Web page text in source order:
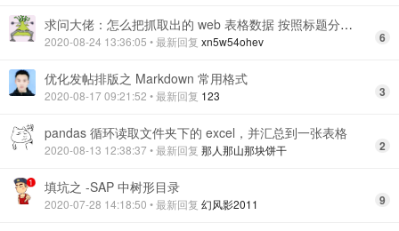
求问大佬：怎么把抓取出的 web 表格数据 按照标题分别写进数据库呀
2020-08-24 13:36:05 • 最新回复 xn5w54ohev 6
优化发帖排版之 Markdown 常用格式
2020-08-17 09:21:52 • 最新回复 123 3
pandas 循环读取文件夹下的 excel，并汇总到一张表格
2020-08-13 12:38:37 • 最新回复 那人那山那块饼干 2
填坑之 -SAP 中树形目录
2020-07-28 14:18:50 • 最新回复 幻风影2011 9